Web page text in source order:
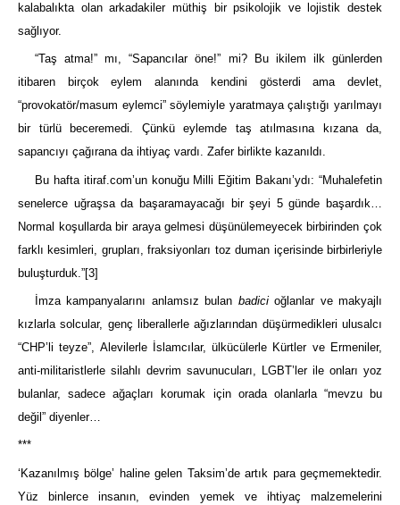
kalabalıkta olan arkadakiler müthiş bir psikolojik ve lojistik destek
sağlıyor.
“Taş atma!” mı, “Sapancılar öne!” mi? Bu ikilem ilk günlerden
itibaren birçok eylem alanında kendini gösterdi ama devlet,
“provokatör/masum eylemci” söylemiyle yaratmaya çalıştığı yarılmayı
bir türlü beceremedi. Çünkü eylemde taş atılmasına kızana da,
sapancıyı çağırana da ihtiyaç vardı. Zafer birlikte kazanıldı.
Bu hafta itiraf.com’un konuğu Milli Eğitim Bakanı’ydı: “Muhalefetin
senelerce uğraşsa da başaramayacağı bir şeyi 5 günde başardık…
Normal koşullarda bir araya gelmesi düşünülemeyecek birbirinden çok
farklı kesimleri, grupları, fraksiyonları toz duman içerisinde birbirleriyle
buluşturduk.”[3]
İmza kampanyalarını anlamsız bulan badicioğlanlar ve makyajlı
kızlarla solcular, genç liberallerle ağızlarından düşürmedikleri ulusalcı
“CHP’li teyze”, Alevilerle İslamcılar, ülkücülerle Kürtler ve Ermeniler,
anti-militaristlerle silahlı devrim savunucuları, LGBT’ler ile onları yoz
bulanlar, sadece ağaçları korumak için orada olanlarla “mevzu bu
değil” diyenler…
***
‘Kazanılmış bölge’ haline gelen Taksim’de artık para geçmemektedir.
Yüz binlerce insanın, evinden yemek ve ihtiyaç malzemelerini